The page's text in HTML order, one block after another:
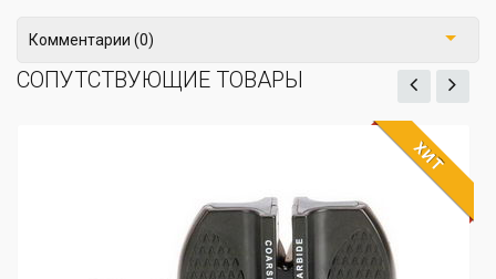
Комментарии (0)
СОПУТСТВУЮЩИЕ ТОВАРЫ